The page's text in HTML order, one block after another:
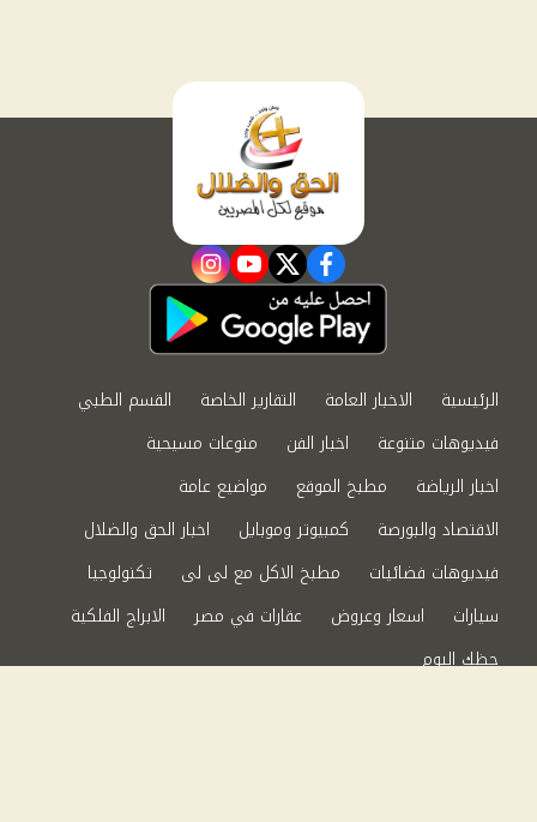
facebook
twitter
youtube
instagram
الرئيسية الاخبار العامة التقارير الخاصة
القسم الطبي
فيديوهات متنوعة
اخبار الفن
منوعات مسيحية
اخبار الرياضة
مطبخ الموقع
مواضيع عامة
الاقتصاد والبورصة
كمبيوتر وموبايل
اخبار الحق والضلال
فيديوهات فضائيات
مطبخ الاكل مع لى لى
تكنولوجيا
سيارات
اسعار وعروض عقارات في مصر
الابراج الفلكية
حظك اليوم